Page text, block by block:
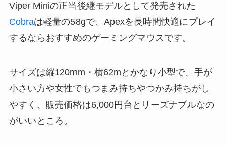
Viper Miniの正当後継モデルとして発売された
Cobraは軽量の58gで、Apexを長時間快適にプレイ
するならおすすめのゲーミングマウスです。
サイズは縦120mm・横62mとかなり小型で、手が
小さい方や女性でもつまみ持ちやつかみ持ちがし
やすく、販売価格は6,000円台とリーズナブルなの
がいいところ。